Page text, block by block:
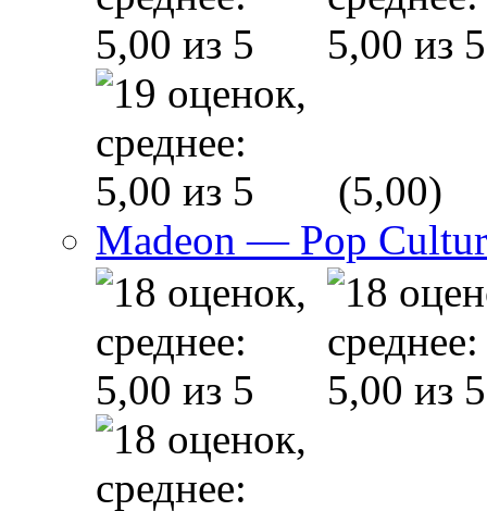
(5,00)
Madeon — Pop